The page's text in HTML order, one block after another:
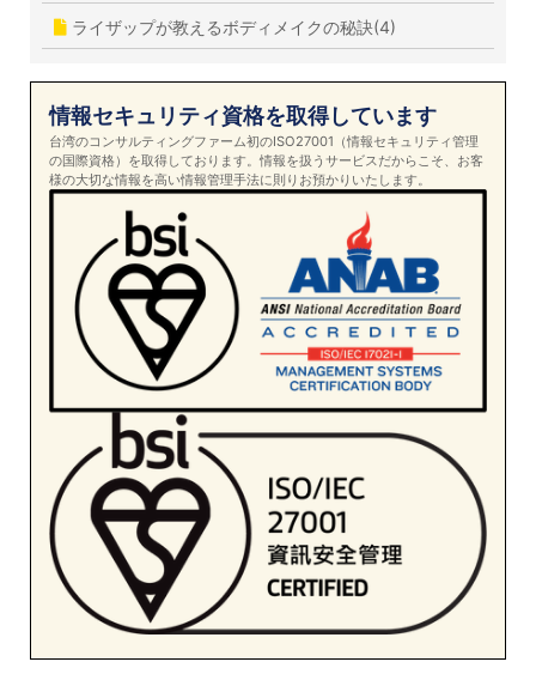
ライザップが教えるボディメイクの秘訣(4)
情報セキュリティ資格を取得しています
台湾のコンサルティングファーム初のISO27001（情報セキュリティ管理
の国際資格）を取得しております。情報を扱うサービスだからこそ、お客
様の大切な情報を高い情報管理手法に則りお預かりいたします。